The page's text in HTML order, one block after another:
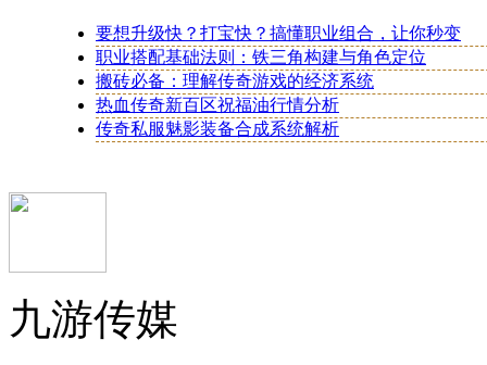
要想升级快？打宝快？搞懂职业组合，让你秒变
职业搭配基础法则：铁三角构建与角色定位
搬砖必备：理解传奇游戏的经济系统
热血传奇新百区祝福油行情分析
传奇私服魅影装备合成系统解析
九游传媒